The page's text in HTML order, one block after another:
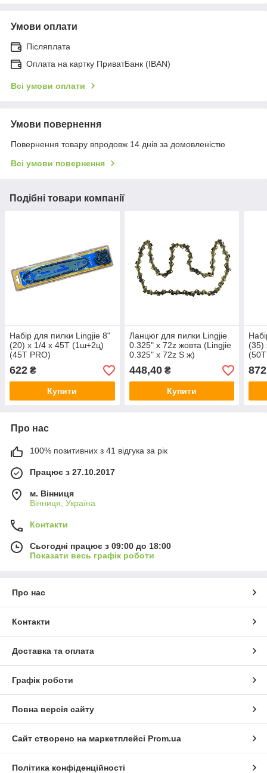
Умови оплати
Післяплата
Оплата на картку ПриватБанк (IBAN)
Всі умови оплати
Умови повернення
Повернення товару впродовж 14 днів за домовленістю
Всі умови повернення
Подібні товари компанії
Набір для пилки Lingjie 8"
(20) x 1/4 x 45T (1ш+2ц)
(45T PRO)
622 ₴
Купити
Ланцюг для пилки Lingjie
0.325" x 72z жовта (Lingjie
0.325" x 72z S ж)
448,40₴
Купити
(35)
Про нас
100% позитивних з 41 відгука за рік
Працює з 27.10.2017
м. Вінниця
Вінниця, Україна
Контакти
Сьогодні працює з 09:00 до 18:00
Показати весь графік роботи
Про нас
Контакти
Доставка та оплата
Графік роботи
Повна версія сайту
Сайт створено на маркетплейсі Prom.ua
Політика конфіденційності